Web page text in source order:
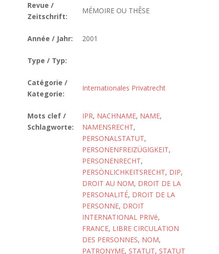
Revue /
Zeitschrift:
MÉMOIRE OU THÊSE
Année / Jahr: 2001
Type / Typ:
Catégorie /
Kategorie:
Internationales Privatrecht
Mots clef /
Schlagworte:
IPR, NACHNAME, NAME,
NAMENSRECHT,
PERSONALSTATUT,
PERSONENFREIZÜGIGKEIT,
PERSONENRECHT,
PERSÖNLICHKEITSRECHT, DIP,
DROIT AU NOM, DROIT DE LA
PERSONALITÉ, DROIT DE LA
PERSONNE, DROIT
INTERNATIONAL PRIVé,
FRANCE, LIBRE CIRCULATION
DES PERSONNES, NOM,
PATRONYME, STATUT, STATUT